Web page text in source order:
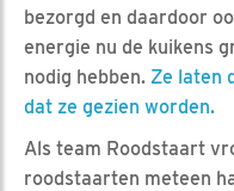
bezorgd en daardoor
energie nu de kuikens
nodig hebben. Ze laten
dat ze gezien worden.
Als team Roodstaart
roodstaarten meteen